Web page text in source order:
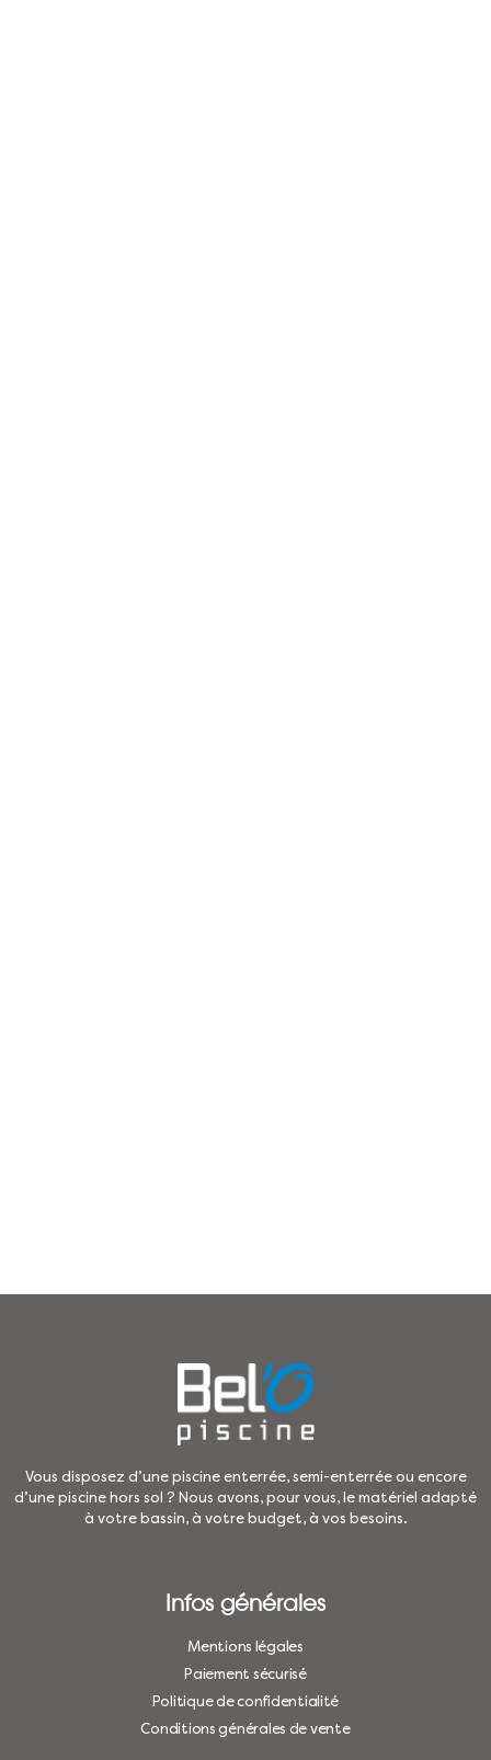
Vous disposez d’une piscine enterrée, semi-enterrée ou encore
d’une piscine hors sol ? Nous avons, pour vous, le matériel adapté
à votre bassin, à votre budget, à vos besoins.
Infos générales
Mentions légales
Paiement sécurisé
Politique de confidentialité
Conditions générales de vente